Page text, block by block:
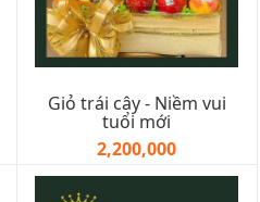
Giỏ trái cây - Niềm vui
tuổi mới
2,200,000